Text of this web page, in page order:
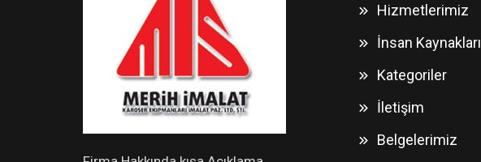
Hizmetlerimiz
İnsan Kaynakları
Kategoriler
İletişim
Belgelerimiz